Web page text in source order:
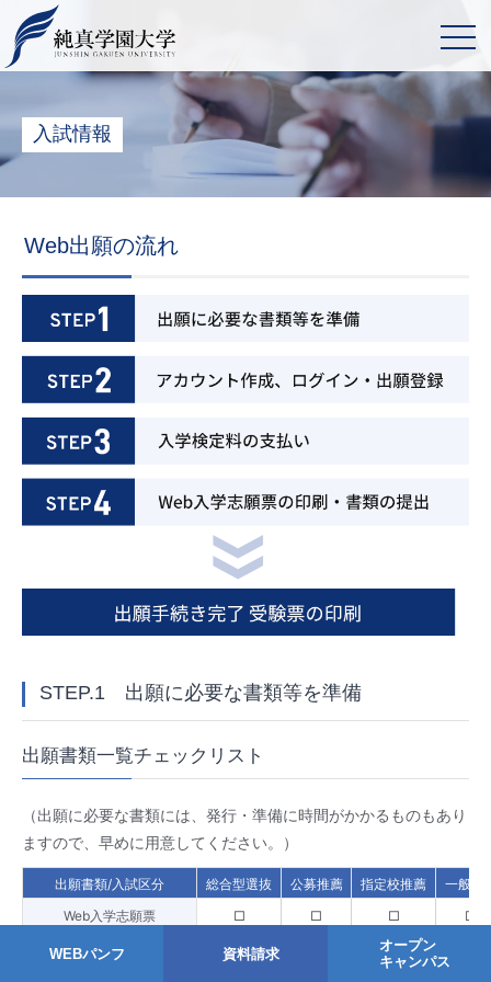
入試情報
Web出願の流れ
STEP.1 出願に必要な書類等を準備
出願書類一覧チェックリスト
（出願に必要な書類には、発行・準備に時間がかかるものもあり
ますので、早めに用意してください。）
出願書類/入試区分 総合型選抜 公募推薦 指定校推薦
一般選
Web入学志願票
□ □ □ □
調査書 □ □
WEBパンフ 資料請求 オープン
キャンパス